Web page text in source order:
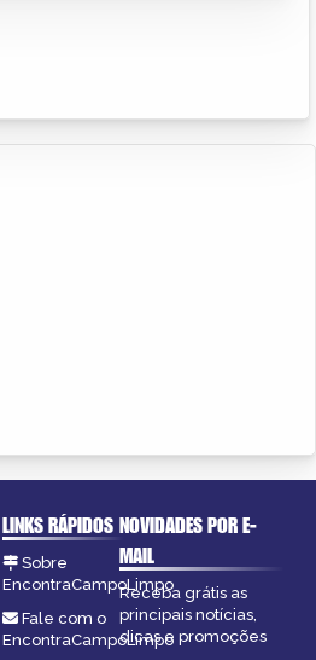
LINKS RÁPIDOS
Sobre
EncontraCampoLimpo
Fale com o
EncontraCampoLimpo
NOVIDADES POR E-
MAIL
Receba grátis as
principais notícias,
dicas e promoções